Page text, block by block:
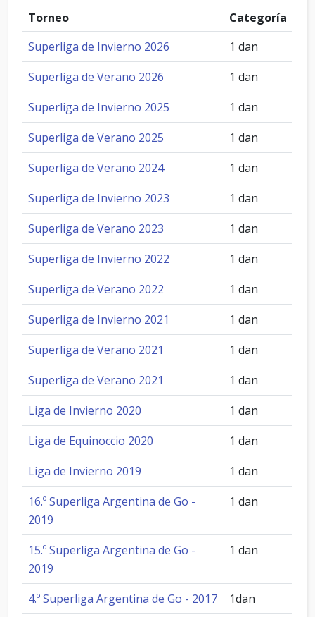
Torneo
Categoría
Superliga de Invierno 2026
1 dan
Superliga de Verano 2026
1 dan
Superliga de Invierno 2025
1 dan
Superliga de Verano 2025
1 dan
Superliga de Verano 2024
1 dan
Superliga de Invierno 2023
1 dan
Superliga de Verano 2023
1 dan
Superliga de Invierno 2022
1 dan
Superliga de Verano 2022
1 dan
Superliga de Invierno 2021
1 dan
Superliga de Verano 2021
1 dan
Superliga de Verano 2021
1 dan
Liga de Invierno 2020
1 dan
Liga de Equinoccio 2020
1 dan
Liga de Invierno 2019
1 dan
16.º Superliga Argentina de Go -
2019
1 dan
15.º Superliga Argentina de Go -
2019
1 dan
4.º Superliga Argentina de Go - 2017
1dan